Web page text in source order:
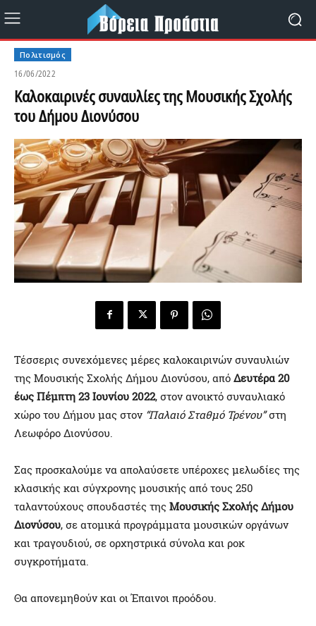
Πολιτισμός
16/06/2022
Καλοκαιρινές συναυλίες της Μουσικής Σχολής
του Δήμου Διονύσου
Τέσσερις συνεχόμενες μέρες καλοκαιρινών συναυλιών
της Μουσικής Σχολής Δήμου Διονύσου, από Δευτέρα 20
έως Πέμπτη 23 Ιουνίου 2022, στον ανοικτό συναυλιακό
χώρο του Δήμου μας στον “Παλαιό Σταθμό Τρένου”στη
Λεωφόρο Διονύσου.
Σας προσκαλούμε να απολαύσετε υπέροχες μελωδίες της
κλασικής και σύγχρονης μουσικής από τους 250
ταλαντούχους σπουδαστές της Μουσικής Σχολής Δήμου
Διονύσου, σε ατομικά προγράμματα μουσικών οργάνων
και τραγουδιού, σε ορχηστρικά σύνολα και ροκ
συγκροτήματα.
Θα απονεμηθούν και οι Έπαινοι προόδου.